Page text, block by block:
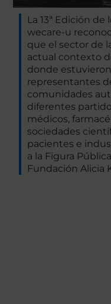
La 13ª Edición
wecare-u
que el sector de
actual contexto
donde
representantes
comunidades
diferentes
médicos,
sociedades
pacientes e
a la Figura
Fundación Alicia